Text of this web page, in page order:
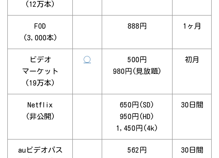
(12万本)
FOD
(3,000本)
888円 1ヶ月
ビデオ
マーケット
(19万本)
◯
500円
980円(見放題)
初月
Netflix
(非公開)
650円(SD)
950円(HD)
1,450円(4k)
30日間
auビデオパス
562円 30日間